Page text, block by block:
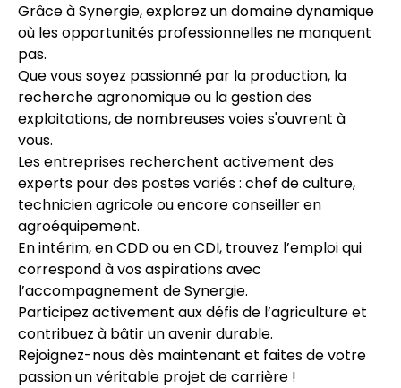
Grâce à Synergie, explorez un domaine dynamique
où les opportunités professionnelles ne manquent
pas.
Que vous soyez passionné par la production, la
recherche agronomique ou la gestion des
exploitations, de nombreuses voies s'ouvrent à
vous.
Les entreprises recherchent activement des
experts pour des postes variés : chef de culture,
technicien agricole ou encore conseiller en
agroéquipement.
En intérim, en CDD ou en CDI, trouvez l’emploi qui
correspond à vos aspirations avec
l’accompagnement de Synergie.
Participez activement aux défis de l’agriculture et
contribuez à bâtir un avenir durable.
Rejoignez-nous dès maintenant et faites de votre
passion un véritable projet de carrière !